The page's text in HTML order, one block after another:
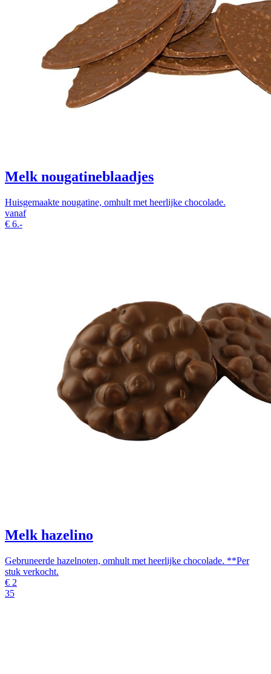
Melk nougatineblaadjes
Huisgemaakte nougatine, omhult met heerlijke chocolade.
vanaf
€ 6.-
Melk hazelino
Gebruneerde hazelnoten, omhult met heerlijke chocolade. **Per
stuk verkocht.
€ 2
35